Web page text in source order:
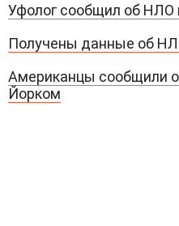
Уфолог сообщил об НЛО
Получены данные об
Американцы сообщили
Йорком